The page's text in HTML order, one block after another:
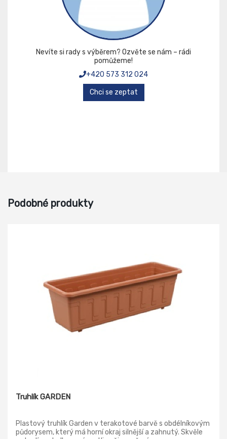
Nevíte si rady s výběrem? Ozvěte se nám – rádi
pomůžeme!
+420 573 312 024
Chci se zeptat
Podobné produkty
Truhlík GARDEN
Plastový truhlík Garden v terakotové barvě s obdélníkovým
půdorysem, který má horní okraj silnější a zahnutý. Skvěle